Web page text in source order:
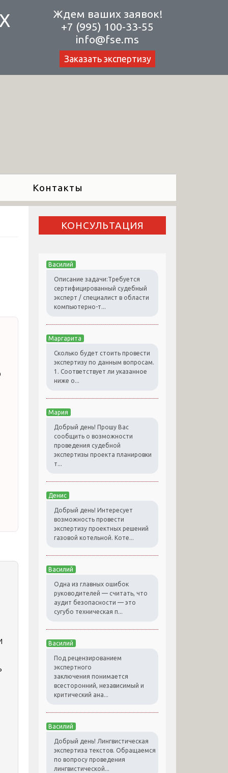
Ждем ваших заявок!
+7 (995) 100-33-55
info@fse.ms
Заказать экспертизу
Контакты
КОНСУЛЬТАЦИЯ
Василий
Описание задачи:Требуется
сертифицированный судебный
эксперт / специалист в области
компьютерно-т...
Маргарита
Сколько будет стоить провести
экспертизу по данным вопросам.
1. Соответствует ли указанное
ниже о...
Мария
Добрый день! Прошу Вас
сообщить о возможности
проведения судебной
экспертизы проекта планировки
т...
Денис
Добрый день! Интересует
возможность провести
экспертизу проектных решений
газовой котельной. Коте...
Василий
Одна из главных ошибок
руководителей — считать, что
аудит безопасности — это
сугубо техническая п...
Василий
Под рецензированием
экспертного
заключения понимается
всесторонний, независимый и
критический ана...
Василий
Добрый день! Лингвистическая
экспертиза текстов. Обращаемся
по вопросу проведения
лингвистической...